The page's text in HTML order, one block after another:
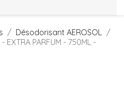
Désodorisant AEROSOL
EXTRA PARFUM - 750ML -